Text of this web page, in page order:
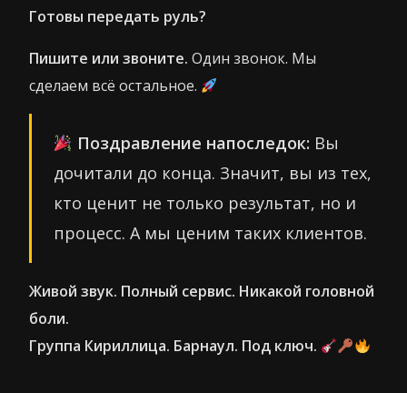
Готовы передать руль?
Пишите или звоните. Один звонок. Мы
сделаем всё остальное.
Поздравление напоследок: Вы
дочитали до конца. Значит, вы из тех,
кто ценит не только результат, но и
процесс. А мы ценим таких клиентов.
Живой звук. Полный сервис. Никакой головной
боли.
Группа Кириллица. Барнаул. Под ключ.